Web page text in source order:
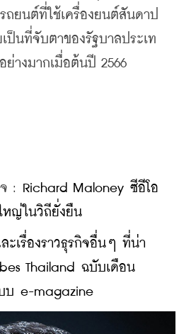
ถยนต์ที่ใช้เครื่องยนต์สันดาป
ป็นที่จับตาของรัฐบาลประเท
างมากเมื่อต้นปี 2566
: Richard Maloney ซีอีโอ
หญ่ในวิถียั่งยืน
ะเรื่องราวธุรกิจอื่นๆ ที่น่า
Thailand ฉบับเดือน
บ e-magazine